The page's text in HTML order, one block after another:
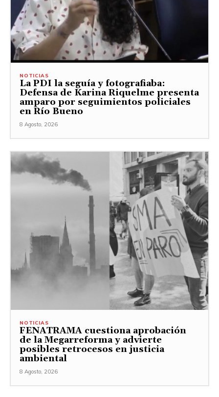
NOTICIAS
La PDI la seguía y fotografiaba:
Defensa de Karina Riquelme presenta
amparo por seguimientos policiales
en Río Bueno
8 Agosto, 2026
NOTICIAS
FENATRAMA cuestiona aprobación
de la Megarreforma y advierte
posibles retrocesos en justicia
ambiental
8 Agosto, 2026